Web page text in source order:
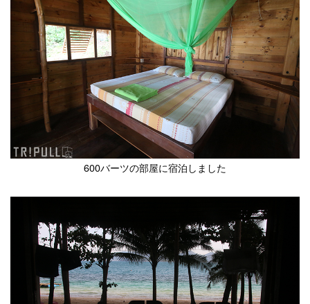
600バーツの部屋に宿泊しました